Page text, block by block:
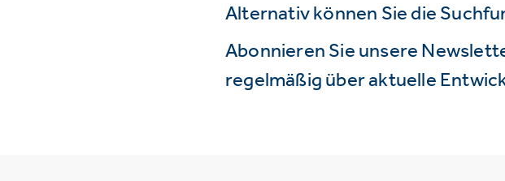
Alternativ können Sie die
Abonnieren Sie unsere
regelmäßig über aktuelle